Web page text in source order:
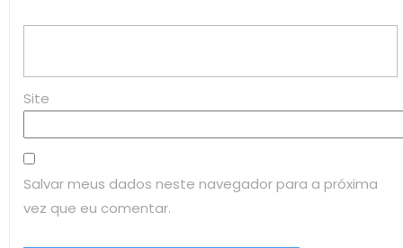
Site
Salvar meus dados neste navegador para a próxima
vez que eu comentar.